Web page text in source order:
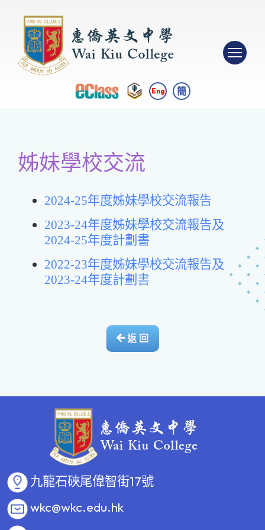
Eng 簡
姊妹學校交流
2024-25年度姊妹學校交流報告
2023-24年度姊妹學校交流報告及
2024-25年度計劃書
2022-23年度姊妹學校交流報告及
2023-24年度計劃書
返 回
九龍石硤尾偉智街17號
wkc@wkc.edu.hk